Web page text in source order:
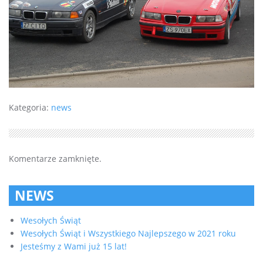
Kategoria: news
Komentarze zamknięte.
NEWS
Wesołych Świąt
Wesołych Świąt i Wszystkiego Najlepszego w 2021 roku
Jesteśmy z Wami już 15 lat!